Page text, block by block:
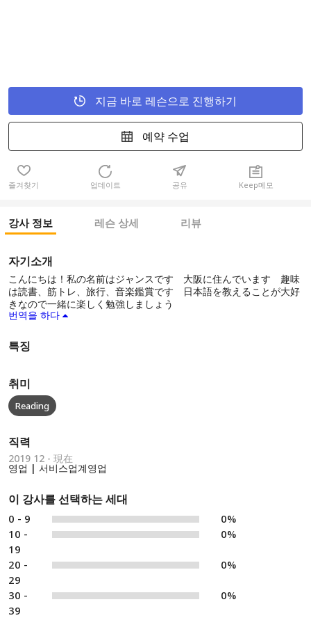
지금 바로 레슨으로 진행하기
예약 수업
즐겨찾기 업데이트 공유 Keep메모
강사 정보 레슨 상세 리뷰
자기소개
こんにちは！私の名前はジャンスです 大阪に住んでいます 趣味
は読書、筋トレ、旅行、音楽鑑賞です 日本語を教えることが大好
きなので一緒に楽しく勉強しましょう
번역을 하다
특징
취미
Reading
직력
2019 12 - 現在
영업 | 서비스업계영업
이 강사를 선택하는 세대
0 - 9
0%
10 -
19
0%
20 -
29
0%
30 -
39
0%